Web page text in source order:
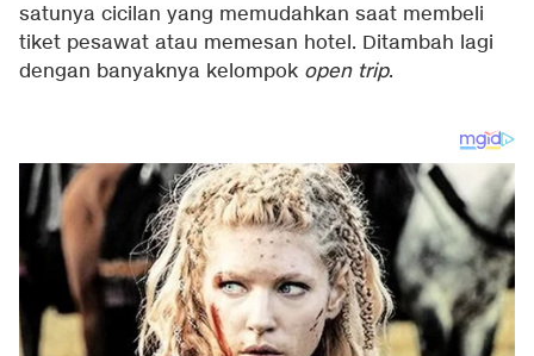
satunya cicilan yang memudahkan saat membeli
tiket pesawat atau memesan hotel. Ditambah lagi
dengan banyaknya kelompok open trip.